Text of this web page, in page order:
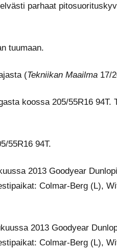
parhaat
tuumaan.
(Tekniikan Maailma 17/
koossa 205/55R16 94T.
55R16 94T.
2013 Goodyear
Colmar-Berg (L),
2013 Goodyear
Colmar-Berg (L),